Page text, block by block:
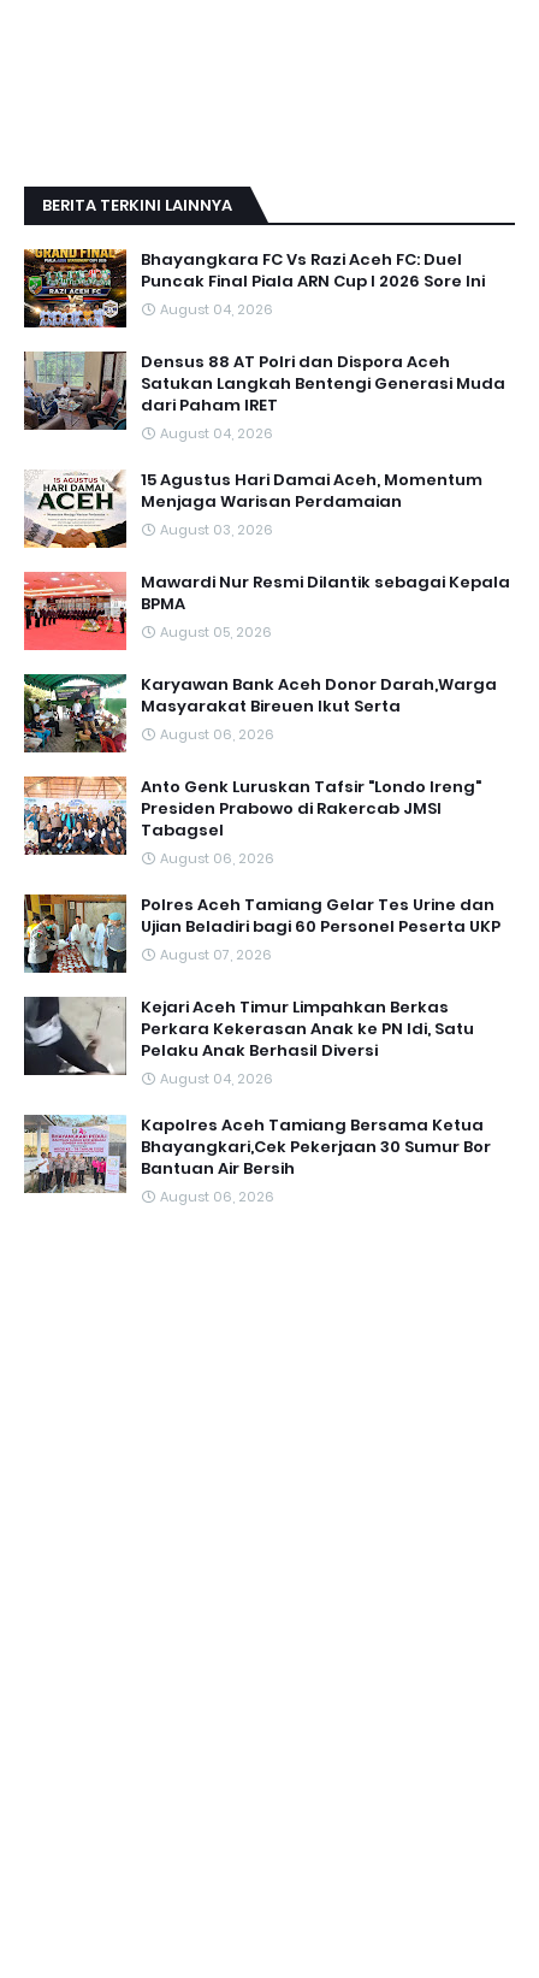
BERITA TERKINI LAINNYA
Bhayangkara FC Vs Razi Aceh FC: Duel
Puncak Final Piala ARN Cup I 2026 Sore Ini
August 04, 2026
Densus 88 AT Polri dan Dispora Aceh
Satukan Langkah Bentengi Generasi Muda
dari Paham IRET
August 04, 2026
15 Agustus Hari Damai Aceh, Momentum
Menjaga Warisan Perdamaian
August 03, 2026
Mawardi Nur Resmi Dilantik sebagai Kepala
BPMA
August 05, 2026
Karyawan Bank Aceh Donor Darah,Warga
Masyarakat Bireuen Ikut Serta
August 06, 2026
Anto Genk Luruskan Tafsir "Londo Ireng"
Presiden Prabowo di Rakercab JMSI
Tabagsel
August 06, 2026
Polres Aceh Tamiang Gelar Tes Urine dan
Ujian Beladiri bagi 60 Personel Peserta UKP
August 07, 2026
Kejari Aceh Timur Limpahkan Berkas
Perkara Kekerasan Anak ke PN Idi, Satu
Pelaku Anak Berhasil Diversi
August 04, 2026
Kapolres Aceh Tamiang Bersama Ketua
Bhayangkari,Cek Pekerjaan 30 Sumur Bor
Bantuan Air Bersih
August 06, 2026